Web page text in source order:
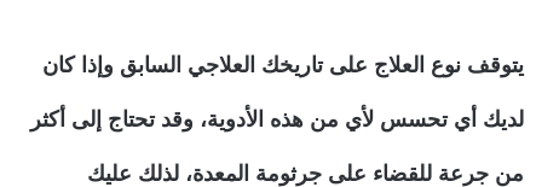
يتوقف نوع العلاج على تاريخك العلاجي السابق وإذا كان
لديك أي تحسس لأي من هذه الأدوية، وقد تحتاج إلى أكثر
من جرعة للقضاء على جرثومة المعدة، لذلك عليك